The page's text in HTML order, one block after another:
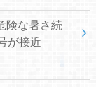
険な暑さ続
が接近